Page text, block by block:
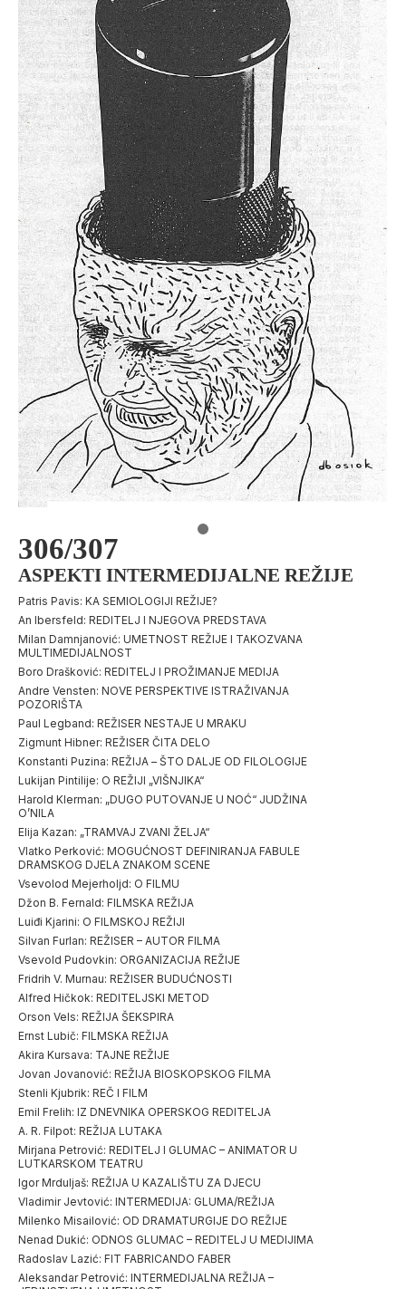
306/307
ASPEKTI INTERMEDIJALNE REŽIJE
Patris Pavis: KA SEMIOLOGIJI REŽIJE?
An Ibersfeld: REDITELJ I NJEGOVA PREDSTAVA
Milan Damnjanović: UMETNOST REŽIJE I TAKOZVANA
MULTIMEDIJALNOST
Boro Drašković: REDITELJ I PROŽIMANJE MEDIJA
Andre Vensten: NOVE PERSPEKTIVE ISTRAŽIVANJA
POZORIŠTA
Paul Legband: REŽISER NESTAJE U MRAKU
Zigmunt Hibner: REŽISER ČITA DELO
Konstanti Puzina: REŽIJA – ŠTO DALJE OD FILOLOGIJE
Lukijan Pintilije: O REŽIJI „VIŠNJIKA“
Harold Klerman: „DUGO PUTOVANJE U NOĆ“ JUDŽINA
O’NILA
Elija Kazan: „TRAMVAJ ZVANI ŽELJA“
Vlatko Perković: MOGUĆNOST DEFINIRANJA FABULE
DRAMSKOG DJELA ZNAKOM SCENE
Vsevolod Mejerholjd: O FILMU
Džon B. Fernald: FILMSKA REŽIJA
Luiđi Kjarini: O FILMSKOJ REŽIJI
Silvan Furlan: REŽISER – AUTOR FILMA
Vsevold Pudovkin: ORGANIZACIJA REŽIJE
Fridrih V. Murnau: REŽISER BUDUĆNOSTI
Alfred Hičkok: REDITELJSKI METOD
Orson Vels: REŽIJA ŠEKSPIRA
Ernst Lubič: FILMSKA REŽIJA
Akira Kursava: TAJNE REŽIJE
Jovan Jovanović: REŽIJA BIOSKOPSKOG FILMA
Stenli Kjubrik: REČ I FILM
Emil Frelih: IZ DNEVNIKA OPERSKOG REDITELJA
A. R. Filpot: REŽIJA LUTAKA
Mirjana Petrović: REDITELJ I GLUMAC – ANIMATOR U
LUTKARSKOM TEATRU
Igor Mrduljaš: REŽIJA U KAZALIŠTU ZA DJECU
Vladimir Jevtović: INTERMEDIJA: GLUMA/REŽIJA
Milenko Misailović: OD DRAMATURGIJE DO REŽIJE
Nenad Dukić: ODNOS GLUMAC – REDITELJ U MEDIJIMA
Radoslav Lazić: FIT FABRICANDO FABER
Aleksandar Petrović: INTERMEDIJALNA REŽIJA –